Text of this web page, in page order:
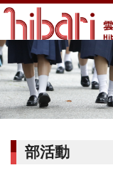
部活動